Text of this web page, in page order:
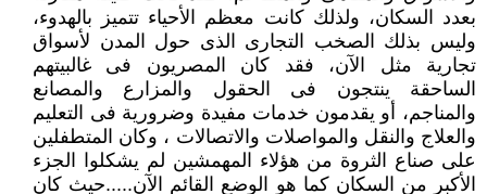
بعدد السكان، ولذلك كانت معظم الأحياء تتميز بالهدوء،
وليس بذلك الصخب التجارى الذى حول المدن لأسواق
تجارية مثل الآن، فقد كان المصريون فى غالبيتهم
الساحقة ينتجون فى الحقول والمزارع والمصانع
والمناجم، أو يقدمون خدمات مفيدة وضرورية فى التعليم
والعلاج والنقل والمواصلات والاتصالات ، وكان المتطفلين
على صناع الثروة من هؤلاء المهمشين لم يشكلوا الجزء
الأكبر من السكان كما هو الوضع القائم الآن.....حيث كان